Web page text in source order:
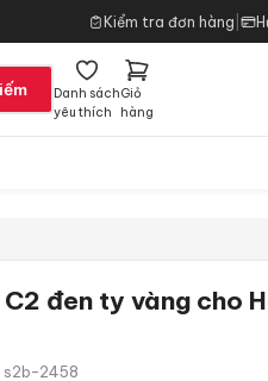
Kiểm tra đơn hàng
Danh sách
yêu thích
Giỏ
hàng
C2 đen ty vàng cho
s2b-2458